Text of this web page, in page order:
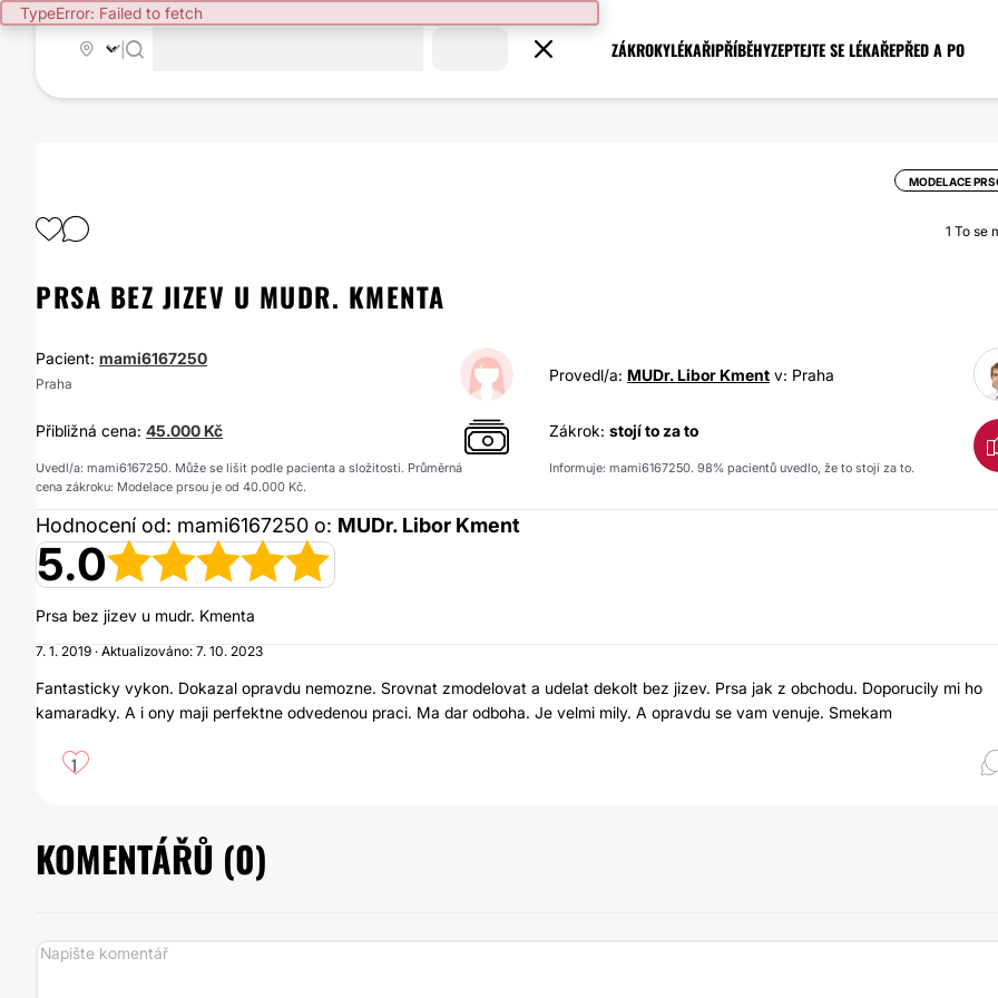
TypeError: Failed to fetch
ZÁKROKYLÉKAŘIPŘÍBĚHYZEPTEJTE SE LÉKAŘEPŘED A PO
MODELACE
1 To se
PRSA BEZ JIZEV U MUDR. KMENTA
Pacient: mami6167250
Praha Provedl/a: MUDr. Libor Kment v: Praha
Přibližná cena: 45.000 Kč
Uvedl/a: mami6167250. Může se lišit podle pacienta a složitosti. Průměrná
cena zákroku: Modelace prsou je od 40.000 Kč.
Zákrok: stojí to za to
Informuje: mami6167250. 98% pacientů uvedlo, že to stojí za to.
Hodnocení od: mami6167250 o: MUDr. Libor Kment
5.0
Prsa bez jizev u mudr. Kmenta
7. 1. 2019 · Aktualizováno: 7. 10. 2023
Fantasticky vykon. Dokazal opravdu nemozne. Srovnat zmodelovat a udelat dekolt bez jizev. Prsa jak z obchodu. Doporucily mi ho
kamaradky. A i ony maji perfektne odvedenou praci. Ma dar odboha. Je velmi mily. A opravdu se vam venuje. Smekam
1
KOMENTÁŘŮ (0)